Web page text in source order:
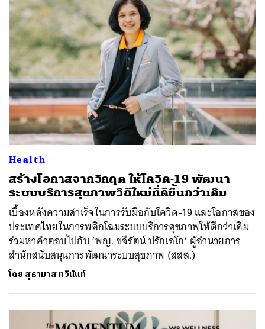
Health
สร้างโอกาสจากวิกฤต ให้โควิด-19 พัฒนา
ระบบบริการสุขภาพวิถีใหม่ที่ดีขึ้นกว่าเดิม
เบื้องหลังความสำเร็จในการรับมือกับโควิด-19 และโอกาสของ
ประเทศไทยในการพลิกโฉมระบบบริการสุขภาพให้ดีกว่าเดิม
ร่วมหาคำตอบไปกับ ‘พญ. ขจีรัตน์ ปรักเอโก’ ผู้อำนวยการ
สำนักสนับสนุนการพัฒนาระบบสุขภาพ (สสส.)
โดย สุธามาส ทวินันท์